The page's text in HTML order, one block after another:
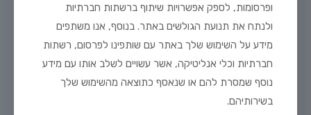
לקריאה נוספת
ופרסומות, לספק אפשרויות שיתוף ברשתות חברתיות
ולנתח את תנועת הגולשים באתר. בנוסף, אנו משתפים
מידע על השימוש שלך באתר עם שותפינו לפרסום, רשתות
חברתיות וכלי אנליטיקה, אשר עשויים לשלב אותו עם מידע
נוסף שמסרת להם או שנאסף כתוצאה מהשימוש שלך
בשירותיהם.